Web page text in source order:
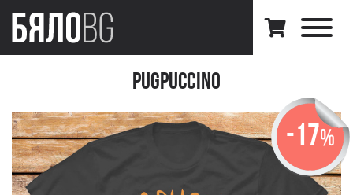
PugPuccino
-17%